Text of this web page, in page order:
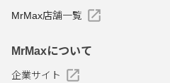
MrMax店舗一覧
MrMaxについて
企業サイト